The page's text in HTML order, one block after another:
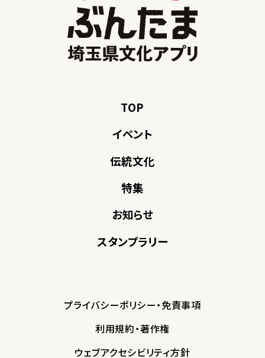
TOP
イベント
伝統文化
特集
お知らせ
スタンプラリー
プライバシーポリシー・免責事項
利用規約・著作権
ウェブアクセシビリティ方針